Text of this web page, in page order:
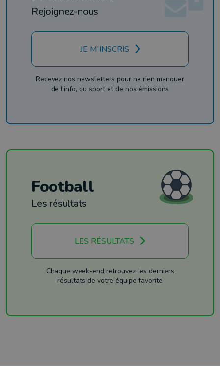
Rejoignez-nous
JE M'INSCRIS
Recevez nos newsletters pour ne rien manquer
de l'info, du sport et de nos émissions
Football
Les résultats
LES RÉSULTATS
Chaque week-end retrouvez les derniers
résultats de votre équipe favorite